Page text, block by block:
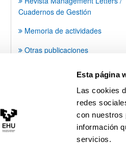
Esta página
Las cookies
redes
con nuestros
información
servicios.
Cuadernos de Gestión
Memoria de actividades
Otras publicaciones
Apariciones en prensa